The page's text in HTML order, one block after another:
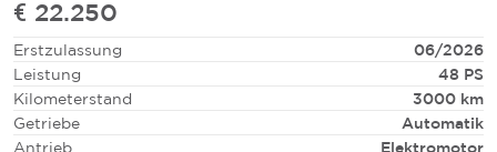
€ 22.250
Erstzulassung
06/2026
Leistung
48 PS
Kilometerstand
3000 km
Getriebe
Automatik
Antrieb
Elektromotor